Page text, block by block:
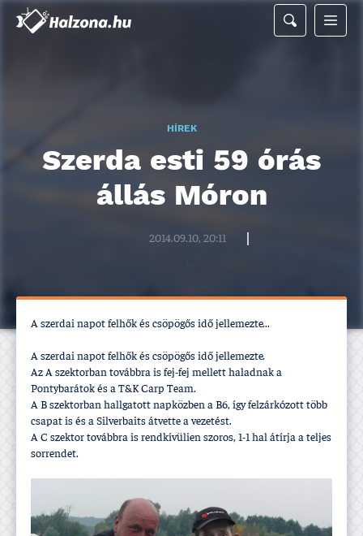
HÍREK
Szerda esti 59 órás
állás Móron
2014.09.10, 20:11
A szerdai napot felhők és csöpögős idő jellemezte...
A szerdai napot felhők és csöpögős idő jellemezte.
Az A szektorban továbbra is fej-fej mellett haladnak a
Pontybarátok és a T&K Carp Team.
A B szektorban hallgatott napközben a B6, í­gy felzárkózott több
csapat is és a Silverbaits átvette a vezetést.
A C szektor továbbra is rendkí­vülien szoros, 1-1 hal átí­rja a teljes
sorrendet.